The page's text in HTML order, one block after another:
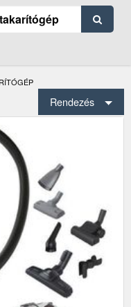
Rendezés